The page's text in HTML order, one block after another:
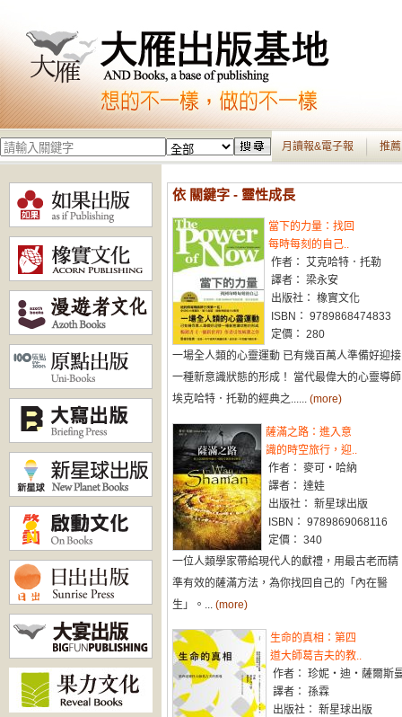
月讀報&電子報 推
依 關鍵字 - 靈性成長
當下的力量：找回
每時每刻的自己..
作者： 艾克哈特．托勒
譯者： 梁永安
出版社： 橡實文化
ISBN： 9789868474833
定價： 280
一場全人類的心靈運動 已有幾百萬人準備好迎接
一種新意識狀態的形成！ 當代最偉大的心靈導師
埃克哈特．托勒的經典之...... (more)
薩滿之路：進入意
識的時空旅行，迎..
作者： 麥可‧哈納
譯者： 達娃
出版社： 新星球出版
ISBN： 9789869068116
定價： 340
一位人類學家帶給現代人的獻禮，用最古老而精
準有效的薩滿方法，為你找回自己的「內在醫
生」。... (more)
生命的真相：第四
道大師葛吉夫的教..
作者： 珍妮‧迪‧薩爾斯
譯者： 孫霖
出版社： 新星球出版